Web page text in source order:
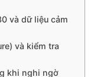
và dữ liệu cảm
và kiểm tra
khi nghi ngờ